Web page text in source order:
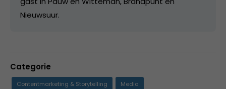
Nieuwsuur.
Categorie
Contentmarketing & Storytelling Media